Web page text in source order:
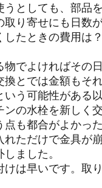
としても、部品
り寄せにも日数
たときの費用は
でよければその
とでは金額もそ
いう可能性がある
の水栓を新しく
も都合がよかった
れただけで金具が
ました。
は早いです。取